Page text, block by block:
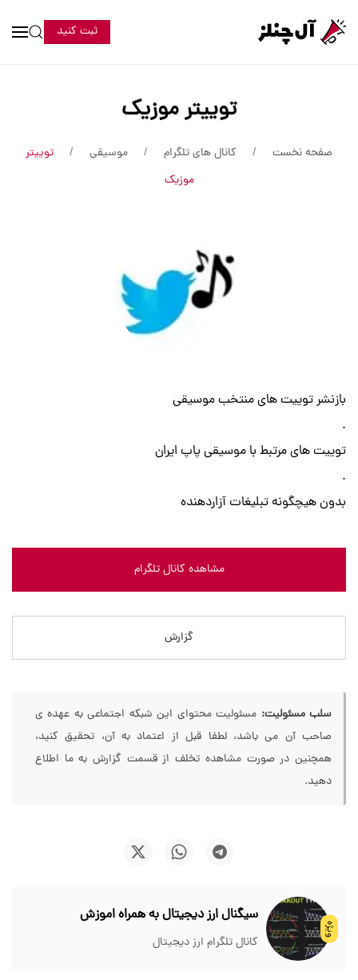
ثبت کنید
توییتر موزیک
صفحه نخست کانال های تلگرام موسیقی
توییتر
موزیک
بازنشر توییت های منتخب موسیقی
.
توییت های مرتبط با موسیقی پاپ ایران
.
بدون هیچگونه تبلیغات آزاردهنده
مشاهده کانال تلگرام
گزارش
سلب مسئولیت: مسئولیت محتوای این شبکه اجتماعی به عهده ی
صاحب آن می باشد، لطفا قبل از اعتماد به آن، تحقیق کنید،
همچنین در صورت مشاهده تخلف از قسمت گزارش به ما اطلاع
دهید.
ویژه
سیگنال ارز دیجیتال به همراه اموزش
کانال تلگرام ارز دیجیتال